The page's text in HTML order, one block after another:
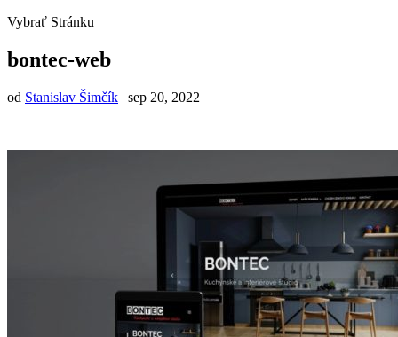
Vybrať Stránku
bontec-web
od Stanislav Šimčík | sep 20, 2022